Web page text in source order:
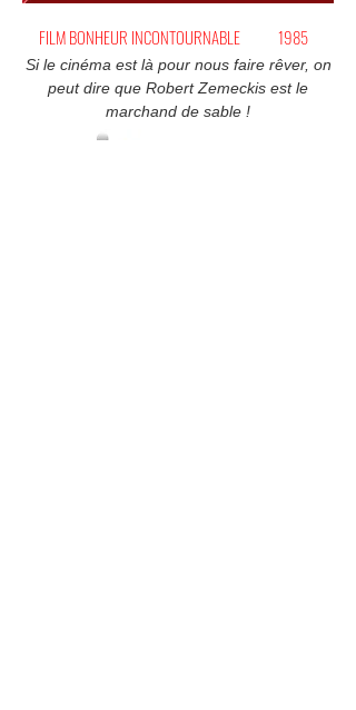
FILM BONHEUR INCONTOURNABLE 1985
Si le cinéma est là pour nous faire rêver, on
peut dire que Robert Zemeckis est le
marchand de sable !